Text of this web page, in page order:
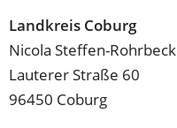
Landkreis Coburg
Nicola Steffen-Rohrbeck
Lauterer Straße 60
96450 Coburg